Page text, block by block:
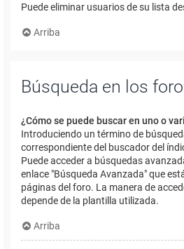
Puede eliminar usuarios de su lista
Arriba
Búsqueda en los
¿Cómo se puede buscar en uno o
Introduciendo un término de
correspondiente del buscador del
Puede acceder a búsquedas
enlace "Búsqueda Avanzada" que
páginas del foro. La manera de
depende de la plantilla utilizada.
Arriba